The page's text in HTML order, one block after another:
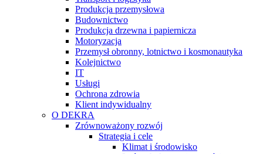
Produkcja przemysłowa
Budownictwo
Produkcja drzewna i papiernicza
Motoryzacja
Przemysł obronny, lotnictwo i kosmonautyka
Kolejnictwo
IT
Usługi
Ochrona zdrowia
Klient indywidualny
O DEKRA
Zrównoważony rozwój
Strategia i cele
Klimat i środowisko